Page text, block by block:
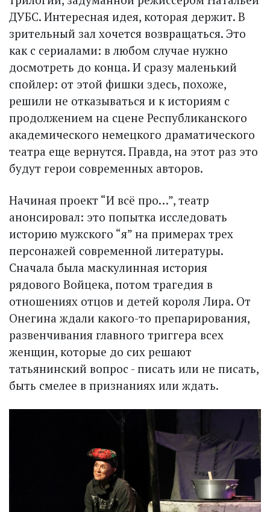
ДУБС. Интересная идея, которая держит. В
зрительный зал хочется возвращаться. Это
как с сериалами: в любом случае нужно
досмотреть до конца. И сразу маленький
спойлер: от этой фишки здесь, похоже,
решили не отказываться и к историям с
продолжением на сцене Республиканского
академического немецкого драматического
театра еще вернутся. Правда, на этот раз это
будут герои современных авторов.
Начиная проект “И всё про…”, театр
анонсировал: это попытка исследовать
историю мужского “я” на примерах трех
персонажей современной литературы.
Сначала была маскулинная история
рядового Войцека, потом трагедия в
отношениях отцов и детей короля Лира. От
Онегина ждали какого-то препарирования,
развенчивания главного триггера всех
женщин, которые до сих решают
татьянинский вопрос - писать или не писать,
быть смелее в признаниях или ждать.